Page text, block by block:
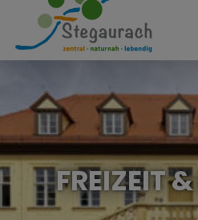
FREIZEIT